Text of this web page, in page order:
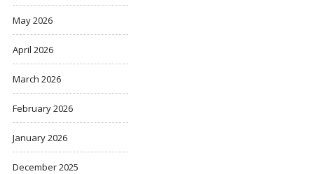
May 2026
April 2026
March 2026
February 2026
January 2026
December 2025